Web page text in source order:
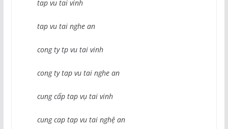
tap vu tai vinh
tap vu tai nghe an
cong ty tp vu tai vinh
cong ty tap vu tai nghe an
cung cấp tap vụ tai vinh
cung cap tap vu tai nghệ an